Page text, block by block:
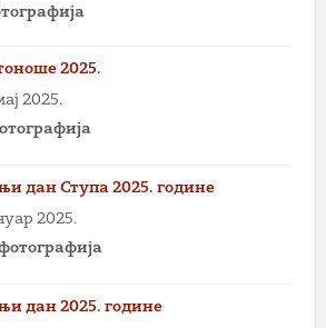
2025.
2025.
дан Ступа 2025. године
2025.
дан 2025. године